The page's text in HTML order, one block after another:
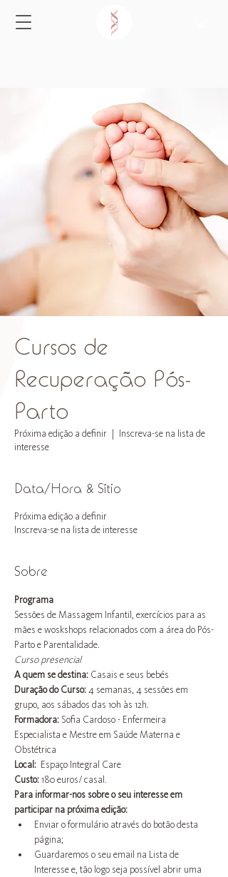
Cursos de
Recuperação Pós-
Parto
Próxima edição a definir
  |
Inscreva-se na lista de
interesse
Data/Hora & Sítio
Próxima edição a definir
Inscreva-se na lista de interesse
Sobre
Programa
Sessões de Massagem Infantil, exercícios para as
mães e woskshops relacionados com a área do Pós-
Parto e Parentalidade.
Curso presencial
A quem se destina: Casais e seus bebés
Duração do Curso: 4 semanas, 4 sessões em
grupo, aos sábados das 10h às 12h.
Formadora: Sofia Cardoso - Enfermeira
Especialista e Mestre em Saúde Materna e
Obstétrica
Local: Espaço Integral Care
Custo: 180 euros/ casal.
Para informar-nos sobre o seu interesse em
participar na próxima edição:
Enviar o formulário através do botão desta
página;
Guardaremos o seu email na Lista de
Interesse e, tão logo seja possível abrir uma